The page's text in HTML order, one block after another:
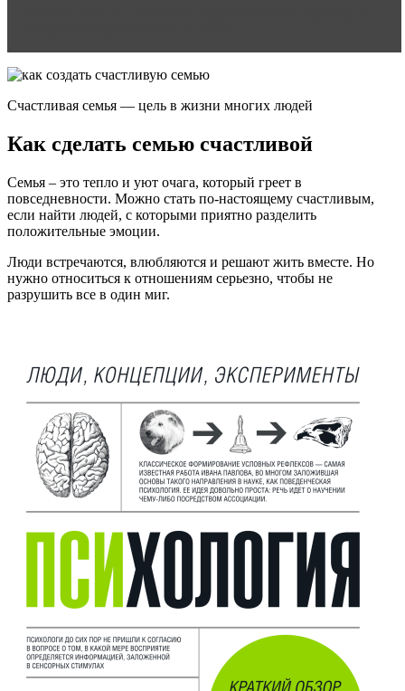
Счастливая семья — цель в жизни многих людей
Как сделать семью счастливой
Семья – это тепло и уют очага, который греет в
повседневности. Можно стать по-настоящему счастливым,
если найти людей, с которыми приятно разделить
положительные эмоции.
Люди встречаются, влюбляются и решают жить вместе. Но
нужно относиться к отношениям серьезно, чтобы не
разрушить все в один миг.